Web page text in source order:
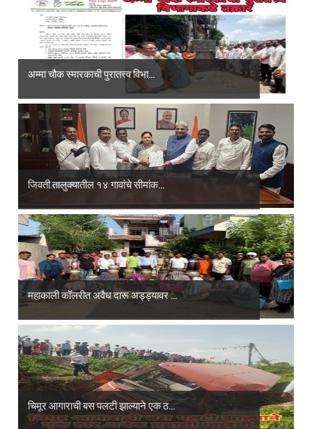
अम्मा चौक स्मारकाची पुरातत्त्व विभा...
जिवती तालुक्यातील १४ गावांचे सीमांक...
महाकाली कॉलरीत अवैध दारू अड्ड्यावर ...
चिमूर आगाराची बस पलटी झाल्याने एक ठ...